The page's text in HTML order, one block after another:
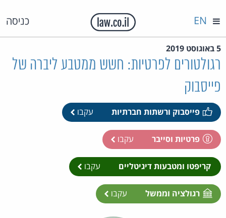
כניסה EN
5 באוגוסט 2019
רגולטורים לפרטיות: חשש ממטבע ליברה של
פייסבוק
פייסבוק ורשתות חברתיות עקבו
פרטיות וסייבר עקבו
קריפטו ומטבעות דיגיטליים עקבו
רגולציה וממשל עקבו